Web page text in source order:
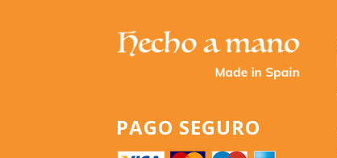
PAGO SEGURO